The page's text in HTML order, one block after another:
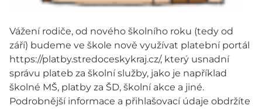
Vážení rodiče, od nového školního roku (tedy od
září) budeme ve škole nově využívat platební portál
https://platby.stredoceskykraj.cz/, který usnadní
správu plateb za školní služby, jako je například
školné MŠ, platby za ŠD, školní akce a jiné.
Podrobnější informace a přihlašovací údaje obdržíte